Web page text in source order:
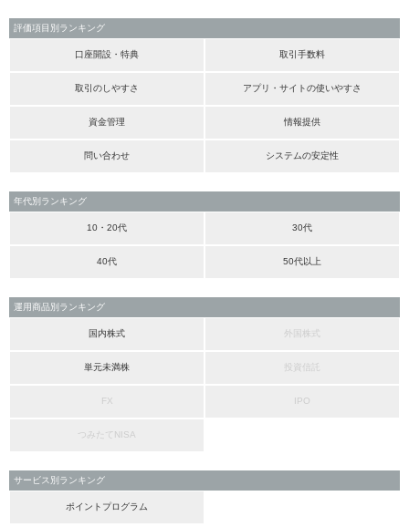
評価項目別ランキング
口座開設・特典 取引手数料
取引のしやすさ アプリ・サイトの使いやすさ
資金管理 情報提供
問い合わせ システムの安定性
年代別ランキング
10・20代 30代
40代 50代以上
運用商品別ランキング
国内株式 外国株式
単元未満株 投資信託
FX IPO
つみたてNISA
サービス別ランキング
ポイントプログラム